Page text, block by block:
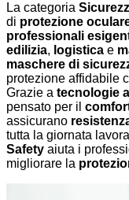
La categoria
di protezione
professionali
edilizia, logistica e
maschere di
protezione affidabile
Grazie a tecnologie
pensato per il
assicurano
tutta la giornata
Safety aiuta i
migliorare la